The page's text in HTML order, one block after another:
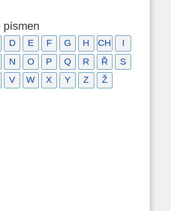
písmen
D E F G H CH
I
N O P Q R Ř
S
V W X Y Z Ž